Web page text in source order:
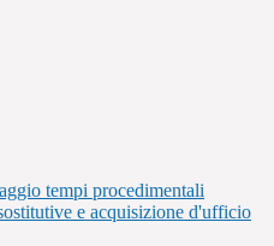
tempi procedimentali
e acquisizione d'ufficio